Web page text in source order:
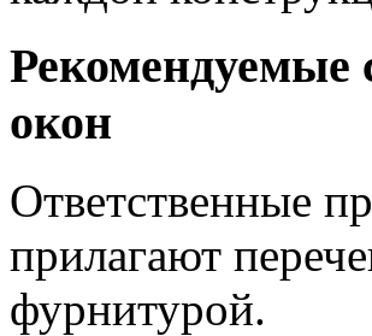
Рекомендуемые
окон
Ответственные
прилагают
фурнитурой.